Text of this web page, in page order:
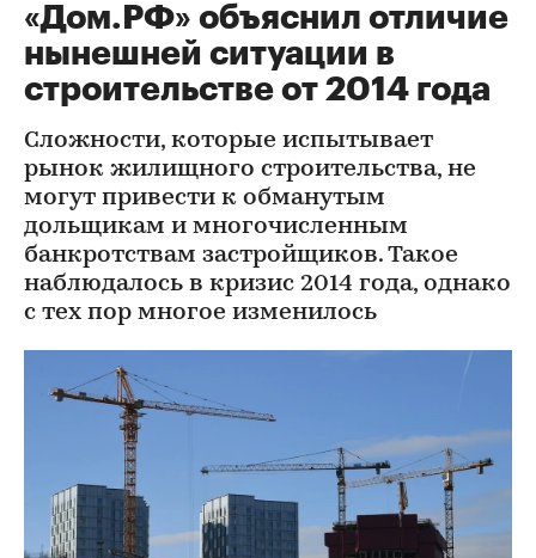
«Дом.РФ» объяснил отличие
нынешней ситуации в
строительстве от 2014 года
Сложности, которые испытывает
рынок жилищного строительства, не
могут привести к обманутым
дольщикам и многочисленным
банкротствам застройщиков. Такое
наблюдалось в кризис 2014 года, однако
с тех пор многое изменилось